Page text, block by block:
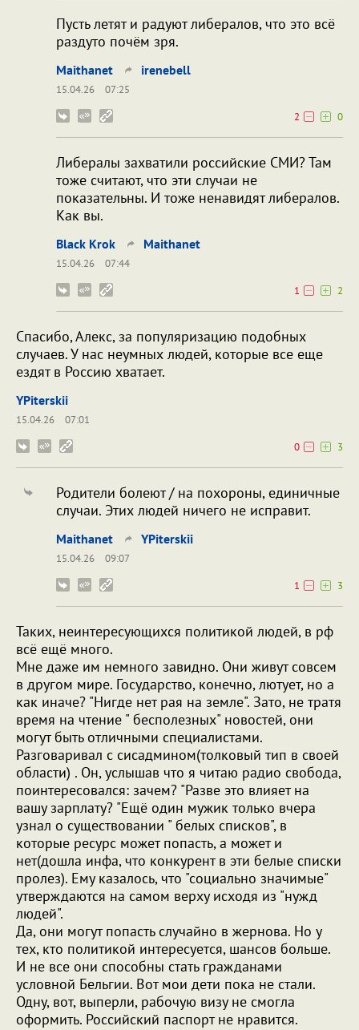
Пусть летят и радуют либералов, что это всё
раздуто почём зря.
Maithanet irenebell
15.04.26
07:25
2
0
Либералы захватили российские СМИ? Там
тоже считают, что эти случаи не
показательны. И тоже ненавидят либералов.
Как вы.
Black Krok Maithanet
15.04.26
07:44
1
2
Спасибо, Алекс, за популяризацию подобных
случаев. У нас неумных людей, которые все еще
ездят в Россию хватает.
YPiterskii
15.04.26
07:01
0
3
Родители болеют / на похороны, единичные
случаи. Этих людей ничего не исправит.
Maithanet YPiterskii
15.04.26
09:07
1
3
Таких, неинтересующихся политикой людей, в рф
всё ещё много.
Мне даже им немного завидно. Они живут совсем
в другом мире. Государство, конечно, лютует, но а
как иначе? "Нигде нет рая на земле". Зато, не тратя
время на чтение " бесполезных" новостей, они
могут быть отличными специалистами.
Разговаривал с сисадмином(толковый тип в своей
области) . Он, услышав что я читаю радио свобода,
поинтересовался: зачем? "Разве это влияет на
вашу зарплату? "Ещё один мужик только вчера
узнал о существовании " белых списков", в
которые ресурс может попасть, а может и
нет(дошла инфа, что конкурент в эти белые списки
пролез). Ему казалось, что "социально значимые"
утверждаются на самом верху исходя из "нужд
людей".
Да, они могут попасть случайно в жернова. Но у
тех, кто политикой интересуется, шансов больше.
И не все они способны стать гражданами
условной Бельгии. Вот мои дети пока не стали.
Одну, вот, выперли, рабочую визу не смогла
оформить. Российский паспорт не нравится.